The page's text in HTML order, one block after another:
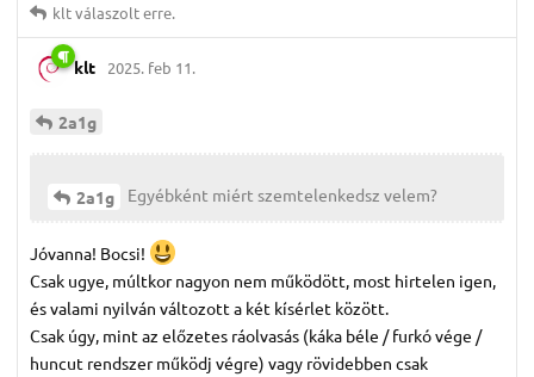
kltválaszolt erre.
klt 2025. feb 11.
2a1g
2a1g Egyébként miért szemtelenkedsz velem?
Jóvanna! Bocsi!
Csak ugye, múltkor nagyon nem működött, most hirtelen igen,
és valami nyilván változott a két kísérlet között.
Csak úgy, mint az előzetes ráolvasás (káka béle / furkó vége /
huncut rendszer működj végre) vagy rövidebben csak